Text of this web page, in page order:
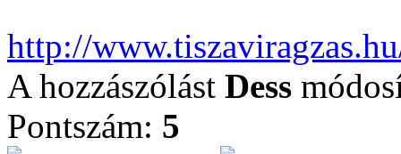
http://
A hozzászólást Dess
Pontszám: 5